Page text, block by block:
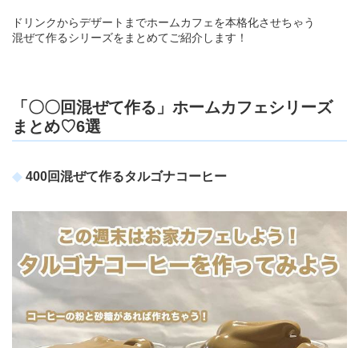
ドリンクからデザートまでホームカフェを本格化させちゃう
混ぜて作るシリーズをまとめてご紹介します！
「〇〇回混ぜて作る」ホームカフェシリーズ
まとめ♡6選
400回混ぜて作るタルゴナコーヒー